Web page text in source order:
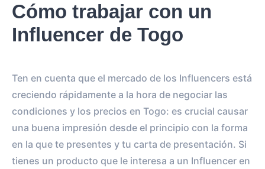
Cómo trabajar con un
Influencer de Togo
Ten en cuenta que el mercado de los Influencers está
creciendo rápidamente a la hora de negociar las
condiciones y los precios en Togo: es crucial causar
una buena impresión desde el principio con la forma
en la que te presentes y tu carta de presentación. Si
tienes un producto que le interesa a un Influencer en